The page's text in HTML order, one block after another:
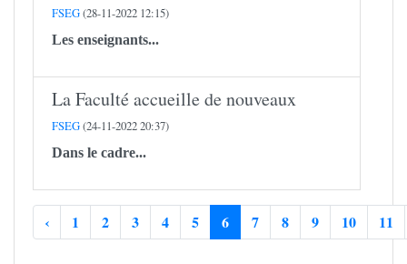
FSEG(28-11-2022 12:15)
Les enseignants...
La Faculté accueille de nouveaux
FSEG(24-11-2022 20:37)
Dans le cadre...
‹ 1 2 3 4 5 6 7 8 9 10 11